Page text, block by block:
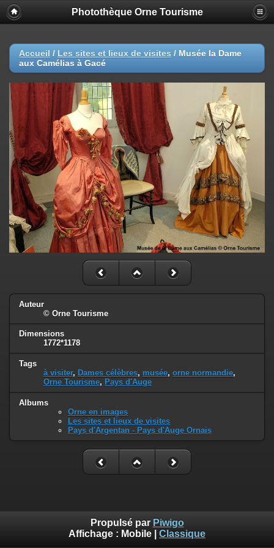
Photothèque Orne Tourisme
Accueil / Les sites et lieux de visites / Musée la Dame
aux Camélias à Gacé
Auteur
© Orne Tourisme
Dimensions
1772*1178
Tags
à visiter, Dames célèbres, musée, orne normandie,
Orne Tourisme, Pays d'Auge
Albums
Orne en images
Les sites et lieux de visites
Pays d'Argentan - Pays d'Auge Ornais
Propulsé par Piwigo
Affichage : Mobile Classique